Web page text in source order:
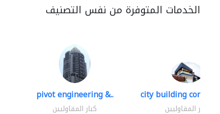
الخدمات المتوفرة من نفس التصنيف
pivot engineering &..
كبار المقاوليين
city building
كبار المقاوليين